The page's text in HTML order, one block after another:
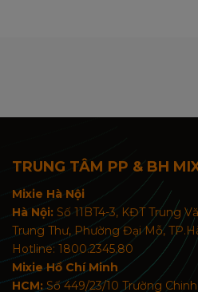
TRUNG TÂM PP & BH
Mixie Hà Nội
Hà Nội: Số 11BT4-3, KĐT Trung
Trung Thư, Phường Đại Mỗ,
Hotline: 1800.2345.80
Mixie Hồ Chí Minh
HCM:Số 449/23/10 Trường